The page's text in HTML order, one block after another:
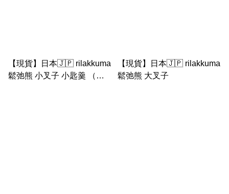
【現貨】日本🇯🇵 rilakkuma
鬆弛熊 小叉子 小匙羹 （甜
【現貨】日本🇯🇵 rilakkuma
鬆弛熊 大叉子